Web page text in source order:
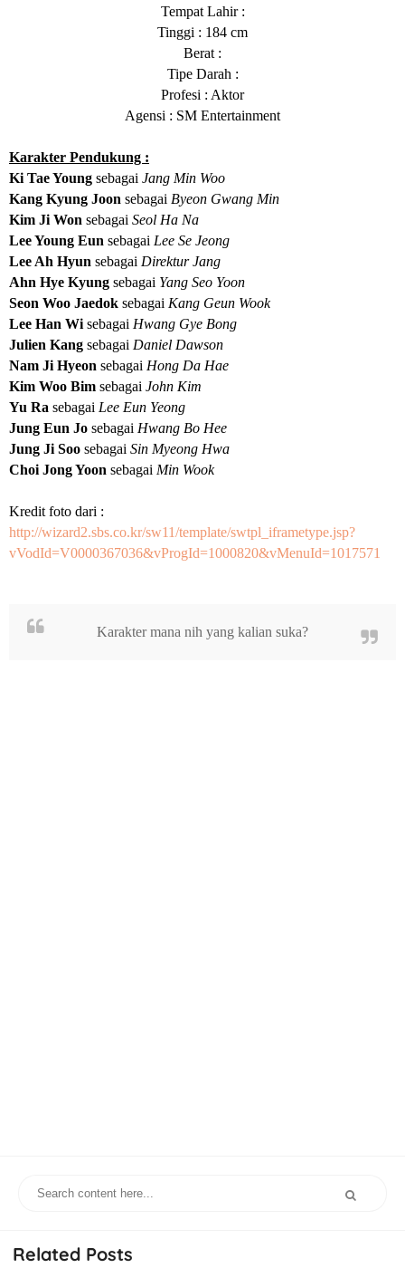
Tempat Lahir :
Tinggi : 184 cm
Berat :
Tipe Darah :
Profesi : Aktor
Agensi : SM Entertainment
Karakter Pendukung :
Ki Tae Young sebagai Jang Min Woo
Kang Kyung Joon sebagai Byeon Gwang Min
Kim Ji Won sebagai Seol Ha Na
Lee Young Eun sebagai Lee Se Jeong
Lee Ah Hyun sebagai Direktur Jang
Ahn Hye Kyung sebagai Yang Seo Yoon
Seon Woo Jaedok sebagai Kang Geun Wook
Lee Han Wi sebagai Hwang Gye Bong
Julien Kang sebagai Daniel Dawson
Nam Ji Hyeon sebagai Hong Da Hae
Kim Woo Bim sebagai John Kim
Yu Ra sebagai Lee Eun Yeong
Jung Eun Jo sebagai Hwang Bo Hee
Jung Ji Soo sebagai Sin Myeong Hwa
Choi Jong Yoon sebagai Min Wook
Kredit foto dari :
http://wizard2.sbs.co.kr/sw11/template/swtpl_iframetype.jsp?
vVodId=V0000367036&vProgId=1000820&vMenuId=1017571
Karakter mana nih yang kalian suka?
Related Posts